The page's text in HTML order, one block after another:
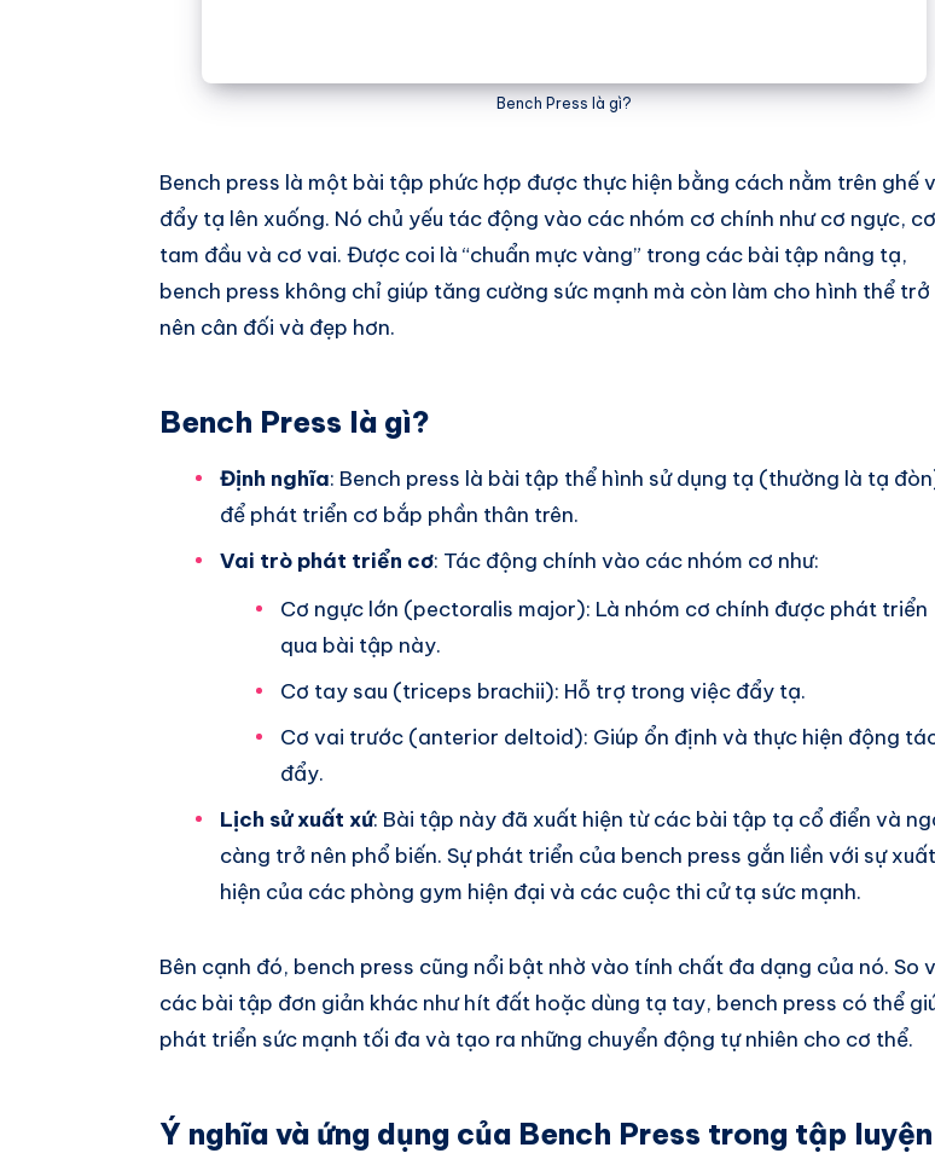
Bench Press là gì?
Bench press là một bài tập phức hợp được thực hiện bằng cách nằm trên ghế
đẩy tạ lên xuống. Nó chủ yếu tác động vào các nhóm cơ chính như cơ ngực, cơ
tam đầu và cơ vai. Được coi là “chuẩn mực vàng” trong các bài tập nâng tạ,
bench press không chỉ giúp tăng cường sức mạnh mà còn làm cho hình thể trở
nên cân đối và đẹp hơn.
Bench Press là gì?
Định nghĩa: Bench press là bài tập thể hình sử dụng tạ (thường là tạ
để phát triển cơ bắp phần thân trên.
Vai trò phát triển cơ: Tác động chính vào các nhóm cơ như:
Cơ ngực lớn (pectoralis major): Là nhóm cơ chính được phát triển
qua bài tập này.
Cơ tay sau (triceps brachii): Hỗ trợ trong việc đẩy tạ.
Cơ vai trước (anterior deltoid): Giúp ổn định và thực hiện động
đẩy.
Lịch sử xuất xứ: Bài tập này đã xuất hiện từ các bài tập tạ cổ điển và
càng trở nên phổ biến. Sự phát triển của bench press gắn liền với sự xuất
hiện của các phòng gym hiện đại và các cuộc thi cử tạ sức mạnh.
Bên cạnh đó, bench press cũng nổi bật nhờ vào tính chất đa dạng của nó. So
các bài tập đơn giản khác như hít đất hoặc dùng tạ tay, bench press có thể
phát triển sức mạnh tối đa và tạo ra những chuyển động tự nhiên cho cơ thể.
Ý nghĩa và ứng dụng của Bench Press trong tập luyện